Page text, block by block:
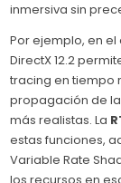
inmersiva sin
Por ejemplo, en
DirectX 12.2
tracing en tiempo
propagación de
más realistas. La
estas funciones,
Variable Rate